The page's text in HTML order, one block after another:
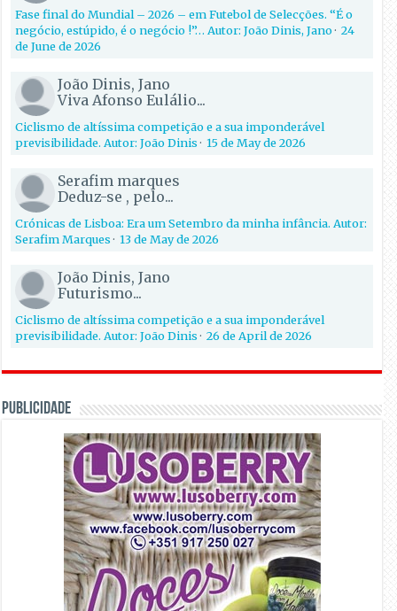
Fase final do Mundial – 2026 – em Futebol de Selecções. “É o
negócio, estúpido, é o negócio !”… Autor: João Dinis, Jano·24
de June de 2026
João Dinis, Jano
Viva Afonso Eulálio...
Ciclismo de altíssima competição e a sua imponderável
previsibilidade. Autor: João Dinis·15 de May de 2026
Serafim marques
Deduz-se , pelo...
Crónicas de Lisboa: Era um Setembro da minha infância. Autor:
Serafim Marques·13 de May de 2026
João Dinis, Jano
Futurismo...
Ciclismo de altíssima competição e a sua imponderável
previsibilidade. Autor: João Dinis·26 de April de 2026
PUBLICIDADE